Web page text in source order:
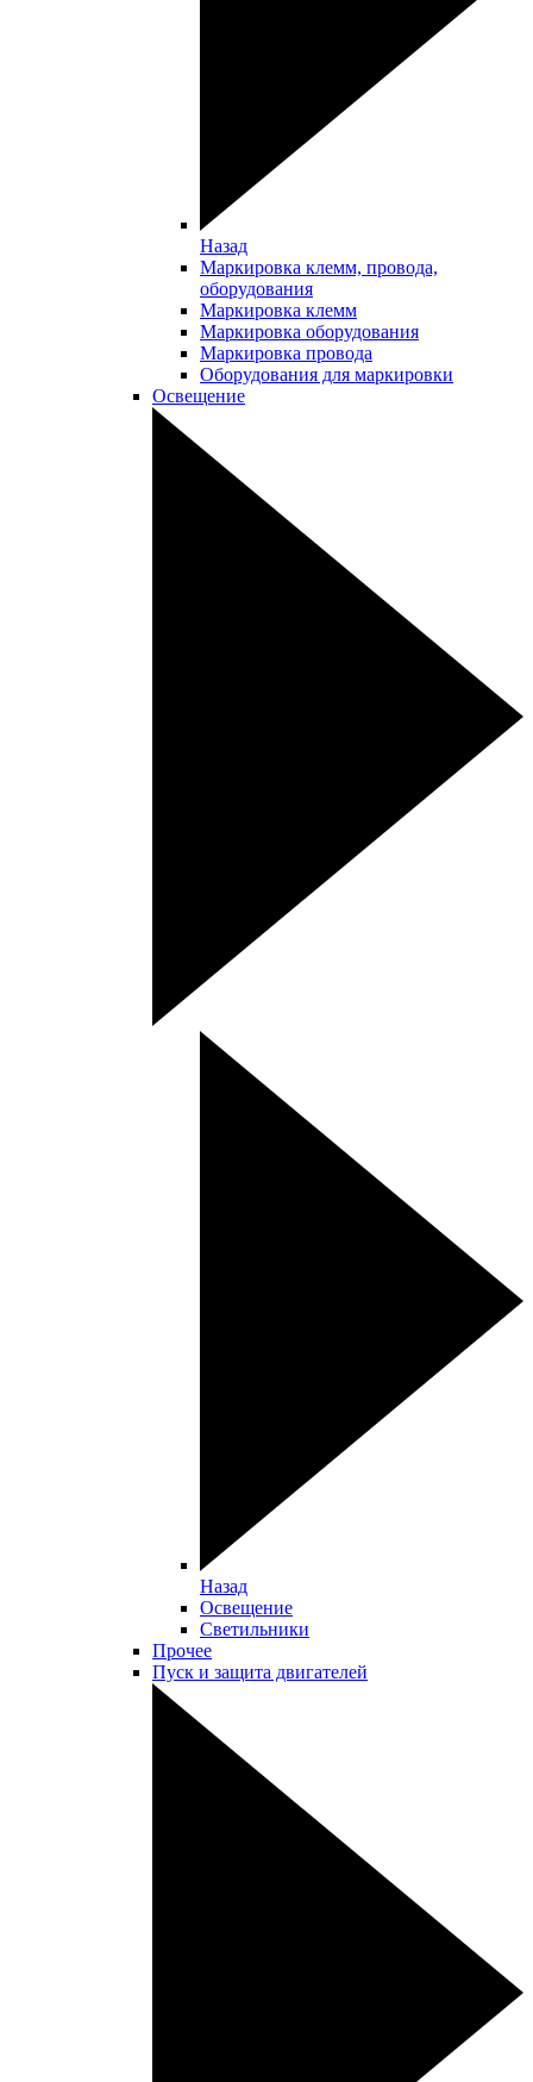
Назад
Маркировка клемм, провода,
оборудования
Маркировка клемм
Маркировка оборудования
Маркировка провода
Оборудования для маркировки
Освещение
Назад
Освещение
Светильники
Прочее
Пуск и защита двигателей